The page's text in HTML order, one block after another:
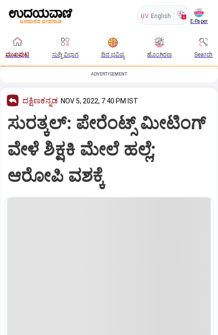
UV English
E-Paper
ಮುಖಪುಟ ಸುದ್ದಿ ವಿಭಾಗ ದಿನ ಭವಿಷ್ಯ ಹೊಂಗಿರಣ Search
ADVERTISEMENT
ದಕ್ಷಿಣಕನ್ನಡ NOV 5, 2022, 7:40 PM IST
ಸುರತ್ಕಲ್: ಪೇರೆಂಟ್ಸ್ ಮೀಟಿಂಗ್
ವೇಳೆ ಶಿಕ್ಷಕಿ ಮೇಲೆ ಹಲ್ಲೆ;
ಆರೋಪಿ ವಶಕ್ಕೆ